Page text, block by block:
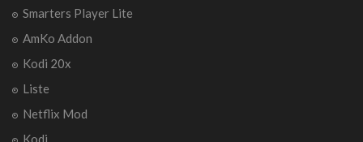
Smarters Player Lite
AmKo Addon
Kodi 20x
Liste
Netflix Mod
Kodi